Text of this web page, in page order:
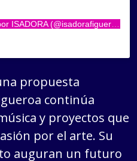
propuesta
continúa
y proyectos que
por el arte. Su
auguran un futuro